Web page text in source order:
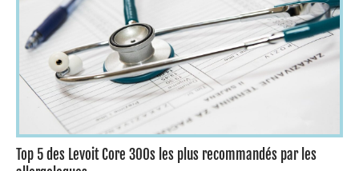
Top 5 des Levoit Core 300s les plus recommandés par les